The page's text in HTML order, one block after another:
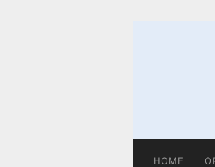
HOME